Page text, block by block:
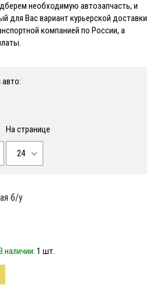
необходимую автозапчасть, и
для Вас вариант курьерской доставки
компанией по России, а
На странице
24
б/у
В наличии: 1 шт.